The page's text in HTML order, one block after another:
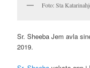
Foto: Sta
Sr. Sheeba Jem avla
2019.